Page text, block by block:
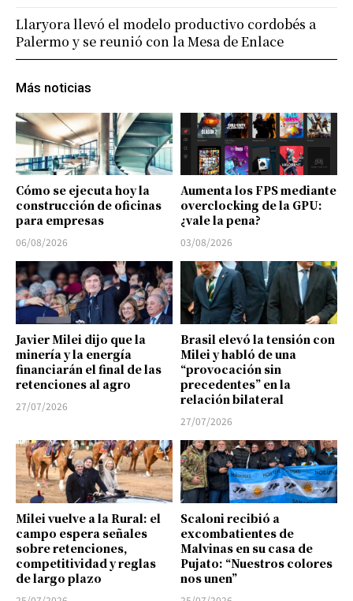
Más noticias
Cómo se ejecuta hoy la
construcción de oficinas
para empresas
06/08/2026
Aumenta los FPS mediante
overclocking de la GPU:
¿vale la pena?
03/08/2026
Javier Milei dijo que la
minería y la energía
financiarán el final de las
retenciones al agro
27/07/2026
Brasil elevó la tensión con
Milei y habló de una
“provocación sin
precedentes” en la
relación bilateral
27/07/2026
Milei vuelve a la Rural: el
campo espera señales
sobre retenciones,
competitividad y reglas
de largo plazo
Scaloni recibió a
excombatientes de
Malvinas en su casa de
Pujato: “Nuestros colores
nos unen”
Llaryora llevó el modelo productivo cordobés a
Palermo y se reunió con la Mesa de Enlace